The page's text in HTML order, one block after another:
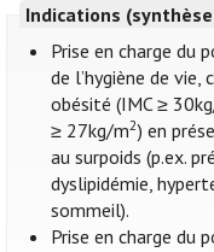
Indications (synthèse
Prise en charge du
de l’hygiène de
obésité (IMC ≥
≥ 27kg/m2) en
au surpoids (p.ex.
dyslipidémie,
sommeil).
Prise en charge du